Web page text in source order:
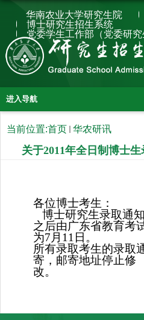
华南农业大学研究生院
博士研究生招生系统
党委学生工作部（党委研
进入导航
当前位置:首页 华农研讯
关于2011年全日制博士
各位博士考生：
博士研究生录取通
之后由广东省教育考
为7月 11 日。
所有录取考生的录取
寄，邮寄地址停止修
改。